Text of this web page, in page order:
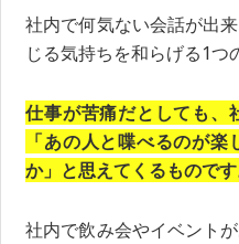
社内で何気ない会話が出
じる気持ちを和らげる1つ
仕事が苦痛だとしても、
「あの人と喋べるのが
か」と思えてくるものです
社内で飲み会やイベント